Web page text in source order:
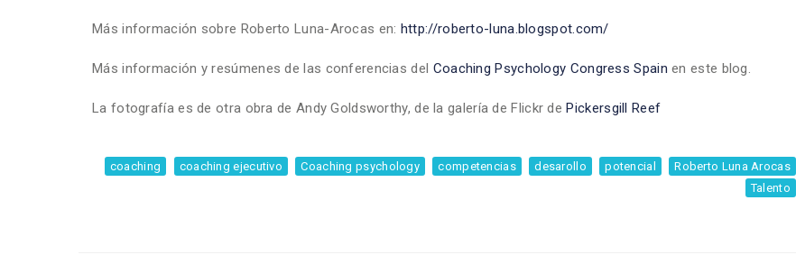
Más información sobre Roberto Luna-Arocas en: http://roberto-luna.blogspot.com/
Más información y resúmenes de las conferencias del Coaching Psychology Congress Spain en este blog.
La fotografía es de otra obra de Andy Goldsworthy, de la galería de Flickr dePickersgill Reef
coaching coaching ejecutivo Coaching psychology competencias desarollo potencial
Roberto Luna Arocas
Talento